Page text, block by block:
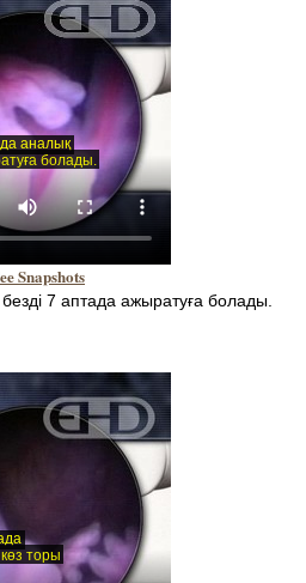
Snapshots
7 аптада ажыратуға болады.